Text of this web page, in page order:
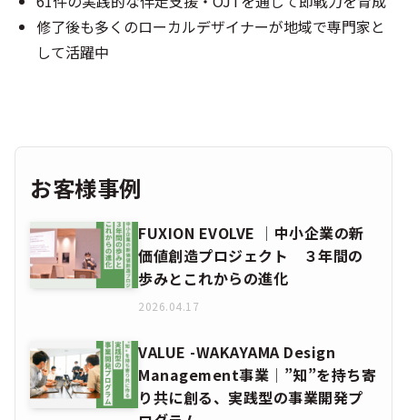
修了後も多くのローカルデザイナーが地域で専門家と
して活躍中
お客様事例
FUXION EVOLVE │中小企業の新
価値創造プロジェクト ３年間の
歩みとこれからの進化
2026.04.17
VALUE -WAKAYAMA Design
Management事業│”知”を持ち寄
り共に創る、実践型の事業開発プ